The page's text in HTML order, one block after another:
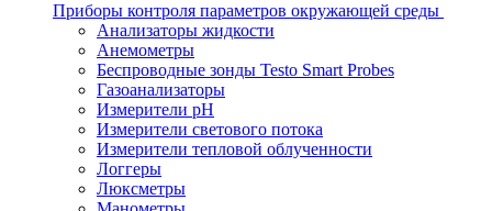
Приборы контроля параметров окружающей среды
Анализаторы жидкости
Анемометры
Беспроводные зонды Testo Smart Probes
Газоанализаторы
Измерители pH
Измерители светового потока
Измерители тепловой облученности
Логгеры
Люксметры